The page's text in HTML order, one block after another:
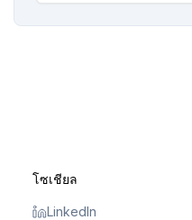
โซเชียล
LinkedIn